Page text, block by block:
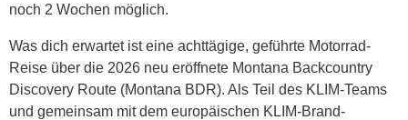
noch 2 Wochen möglich.
Was dich erwartet ist eine achttägige, geführte Motorrad-
Reise über die 2026 neu eröffnete Montana Backcountry
Discovery Route (Montana BDR). Als Teil des KLIM-Teams
und gemeinsam mit dem europäischen KLIM-Brand-